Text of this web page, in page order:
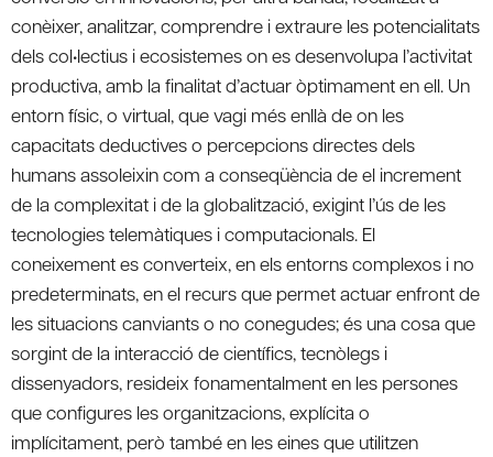
conèixer, analitzar, comprendre i extraure les potencialitats
dels col•lectius i ecosistemes on es desenvolupa l’activitat
productiva, amb la finalitat d’actuar òptimament en ell. Un
entorn físic, o virtual, que vagi més enllà de on les
capacitats deductives o percepcions directes dels
humans assoleixin com a conseqüència de el increment
de la complexitat i de la globalització, exigint l’ús de les
tecnologies telemàtiques i computacionals. El
coneixement es converteix, en els entorns complexos i no
predeterminats, en el recurs que permet actuar enfront de
les situacions canviants o no conegudes; és una cosa que
sorgint de la interacció de científics, tecnòlegs i
dissenyadors, resideix fonamentalment en les persones
que configures les organitzacions, explícita o
implícitament, però també en les eines que utilitzen